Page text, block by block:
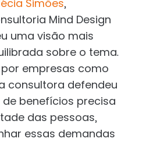
Simões,
Mind Design
uma visão mais
sobre o tema.
empresas como
consultora defendeu
benefícios precisa
das pessoas,
essas demandas